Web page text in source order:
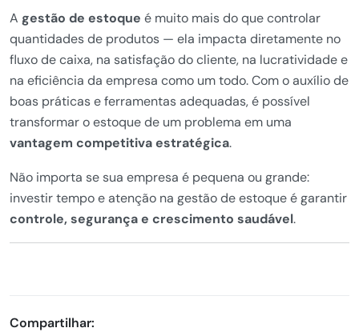
A gestão de estoque é muito mais do que controlar
quantidades de produtos — ela impacta diretamente no
fluxo de caixa, na satisfação do cliente, na lucratividade e
na eficiência da empresa como um todo. Com o auxílio de
boas práticas e ferramentas adequadas, é possível
transformar o estoque de um problema em uma
vantagem competitiva estratégica.
Não importa se sua empresa é pequena ou grande:
investir tempo e atenção na gestão de estoque é garantir
controle, segurança e crescimento saudável.
Compartilhar: